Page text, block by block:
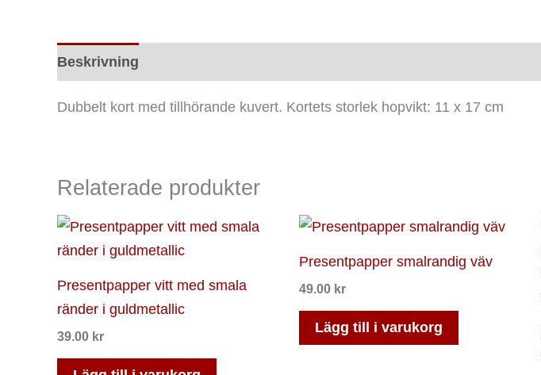
Beskrivning
Dubbelt kort med tillhörande kuvert. Kortets storlek hopvikt: 11 x 17 cm
Relaterade produkter
Presentpapper vitt med smala
ränder i guldmetallic
39.00 kr
Presentpapper smalrandig väv
49.00 kr
Lägg till i varukorg